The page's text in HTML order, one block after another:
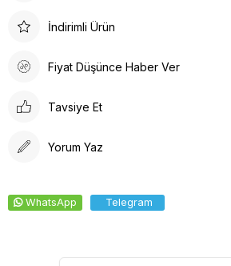
üründür.İndirimli Ürün
Fiyat Düşünce Haber Ver
Tavsiye Et
Yorum Yaz
WhatsApp Telegram